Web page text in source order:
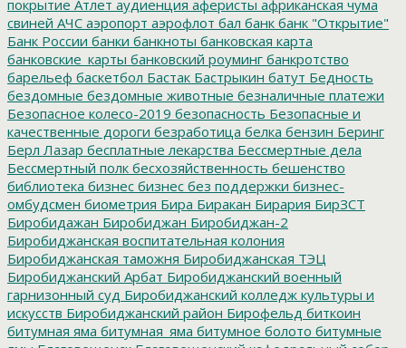
покрытие Атлет аудиенция аферисты африканская чума
свиней АЧС аэропорт аэрофлот бал банк банк "Открытие"
Банк России банки банкноты банковская карта
банковские_карты банковский роуминг банкротство
барельеф баскетбол Бастак Бастрыкин батут Бедность
бездомные бездомные животные безналичные платежи
Безопасное колесо-2019 безопасность Безопасные и
качественные дороги безработица белка бензин Беринг
Берл Лазар бесплатные лекарства Бессмертные дела
Бессмертный полк бесхозяйственность бешенство
библиотека бизнес бизнес без поддержки бизнес-
омбудсмен биометрия Бира Биракан Бирария БирЗСТ
Биробидажан Биробиджан Биробиджан-2
Биробиджанская воспитательная колония
Биробиджанская таможня Биробиджанская ТЭЦ
Биробиджанский Арбат Биробиджанский военный
гарнизонный суд Биробиджанский колледж культуры и
искусств Биробиджанский район Бирофельд биткоин
битумная яма битумная_яма битумное болото битумные